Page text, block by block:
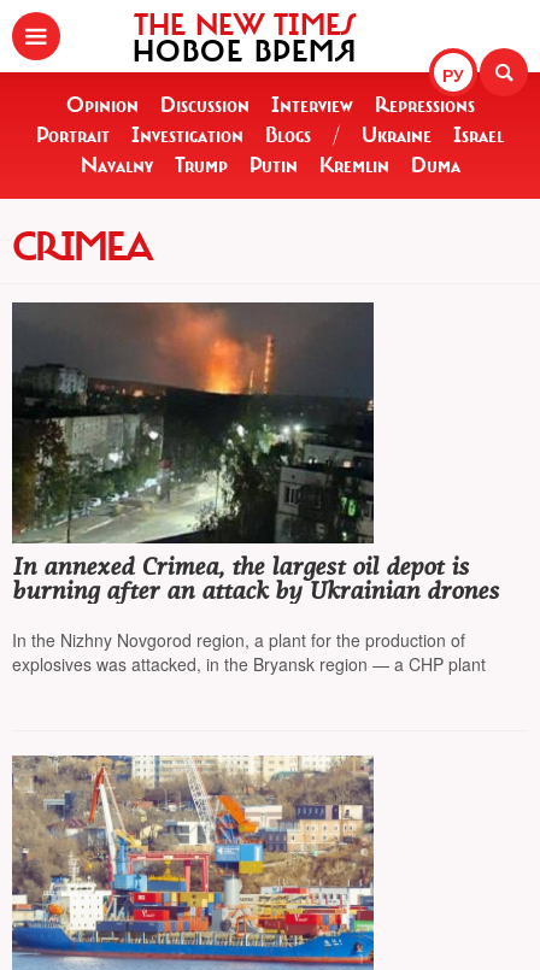
РУ
THE NEW TIMES
НОВОЕ ВРЕМЯ
Opinion Discussion Interview
Repressions
Portrait
Investigation Blogs / Ukraine
Israel
Navalny
Trump Putin Kremlin Duma
CRIMEA
In annexed Crimea, the largest oil depot is
burning after an attack by Ukrainian drones
In the Nizhny Novgorod region, a plant for the production of
explosives was attacked, in the Bryansk region — a CHP plant